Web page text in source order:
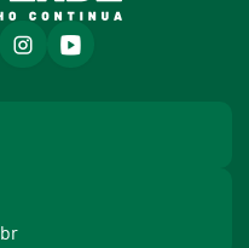
instagramyoutube